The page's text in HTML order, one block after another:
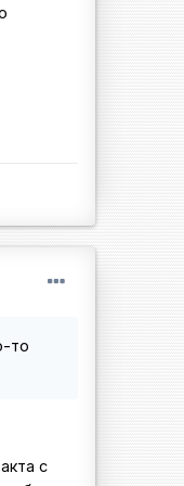
то
с